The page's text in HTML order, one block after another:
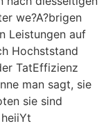
we?A?brigen
Leistungen auf
Hochststand
TatEffizienz
man sagt, sie
sie sind